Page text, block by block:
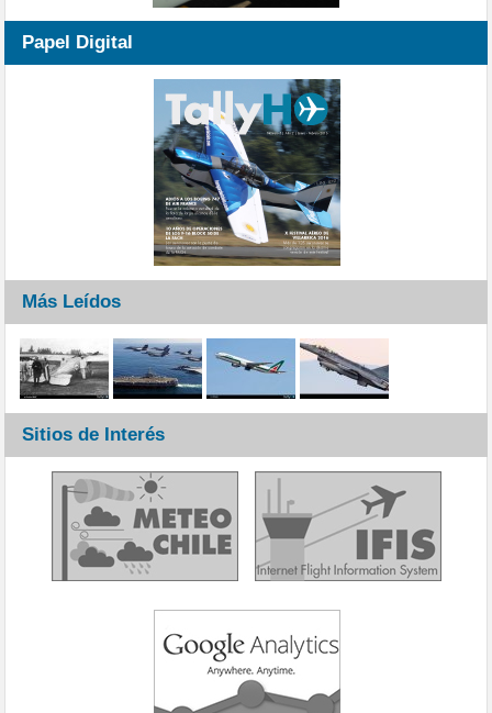
Papel Digital
Más Leídos
Sitios de Interés